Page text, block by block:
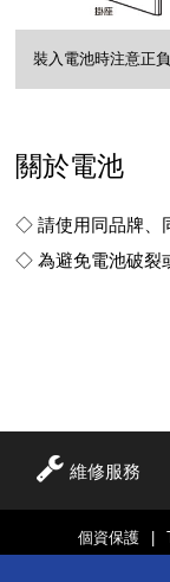
裝入電池時注意正
關於電池
◇ 請使用同品牌、
◇ 為避免電池破裂
維修服務
個資保護 |